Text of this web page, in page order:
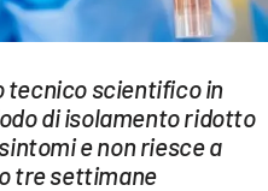
tecnico scientifico in
di isolamento ridotto
e non riesce a
tre settimane